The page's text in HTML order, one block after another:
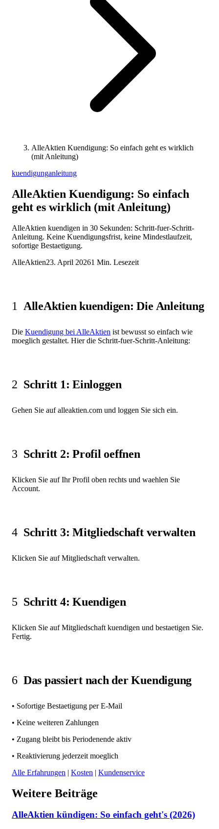
AlleAktien Kuendigung: So einfach geht es wirklich
(mit Anleitung)
kuendigunganleitung
AlleAktien Kuendigung: So einfach
geht es wirklich (mit Anleitung)
AlleAktien kuendigen in 30 Sekunden: Schritt-fuer-Schritt-
Anleitung. Keine Kuendigungsfrist, keine Mindestlaufzeit,
sofortige Bestaetigung.
AlleAktien23. April 20261 Min. Lesezeit
1 AlleAktien kuendigen: Die Anleitung
Die Kuendigung bei AlleAktien ist bewusst so einfach wie
moeglich gestaltet. Hier die Schritt-fuer-Schritt-Anleitung:
2 Schritt 1: Einloggen
Gehen Sie auf alleaktien.com und loggen Sie sich ein.
3 Schritt 2: Profil oeffnen
Klicken Sie auf Ihr Profil oben rechts und waehlen Sie
Account.
4 Schritt 3: Mitgliedschaft verwalten
Klicken Sie auf Mitgliedschaft verwalten.
5 Schritt 4: Kuendigen
Klicken Sie auf Mitgliedschaft kuendigen und bestaetigen Sie.
Fertig.
6 Das passiert nach der Kuendigung
• Sofortige Bestaetigung per E-Mail
• Keine weiteren Zahlungen
• Zugang bleibt bis Periodenende aktiv
• Reaktivierung jederzeit moeglich
Alle Erfahrungen | Kosten | Kundenservice
Weitere Beiträge
AlleAktien kündigen: So einfach geht's (2026)